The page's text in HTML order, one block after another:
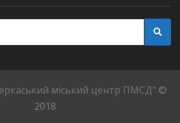
міський центр ПМСД" ©
2018